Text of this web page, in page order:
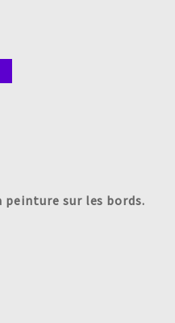
peinture sur les bords.